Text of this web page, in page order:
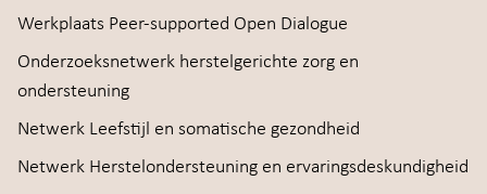
Werkplaats Peer-supported Open Dialogue
Onderzoeksnetwerk herstelgerichte zorg en
ondersteuning
Netwerk Leefstijl en somatische gezondheid
Netwerk Herstelondersteuning en ervaringsdeskundigheid